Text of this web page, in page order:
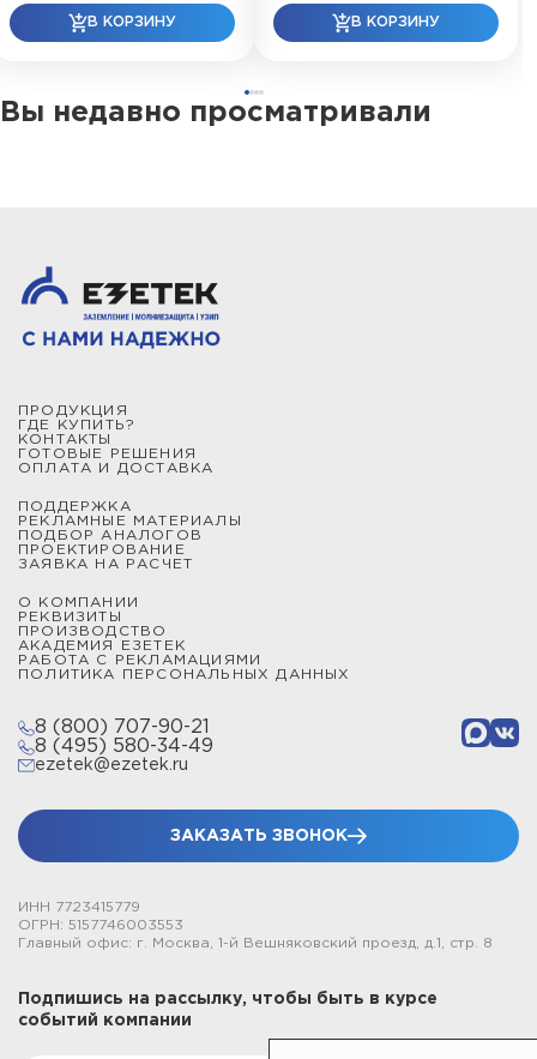
Вы недавно просматривали
ПРОДУКЦИЯ
ГДЕ КУПИТЬ?
КОНТАКТЫ
ГОТОВЫЕ РЕШЕНИЯ
ОПЛАТА И ДОСТАВКА
ПОДДЕРЖКА
РЕКЛАМНЫЕ МАТЕРИАЛЫ
ПОДБОР АНАЛОГОВ
ПРОЕКТИРОВАНИЕ
ЗАЯВКА НА РАСЧЕТ
О КОМПАНИИ
РЕКВИЗИТЫ
ПРОИЗВОДСТВО
АКАДЕМИЯ ЕЗЕТЕК
РАБОТА С РЕКЛАМАЦИЯМИ
ПОЛИТИКА ПЕРСОНАЛЬНЫХ ДАННЫХ
8 (800) 707-90-21
8 (495) 580-34-49
ezetek@ezetek.ru
ЗАКАЗАТЬ ЗВОНОК
ИНН 7723415779
ОГРН: 5157746003553
Главный офис: г. Москва, 1-й Вешняковский проезд, д.1, стр. 8
Подпишись на рассылку, чтобы быть в курсе
событий компании